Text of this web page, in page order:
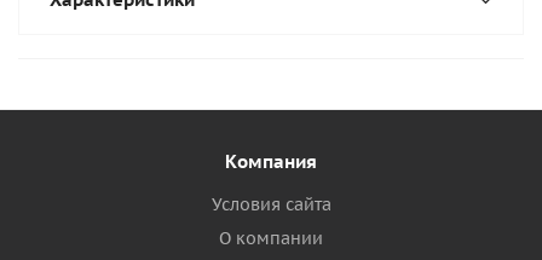
Компания
Условия сайта
О компании